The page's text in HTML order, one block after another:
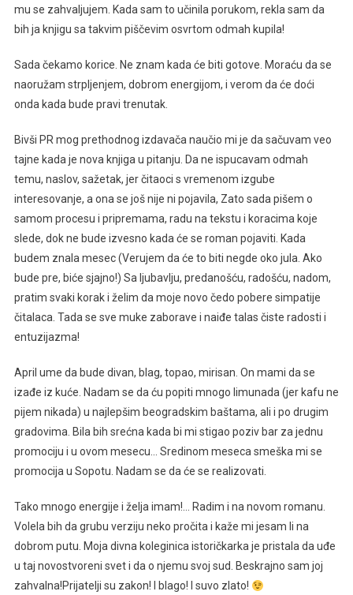
mu se zahvaljujem. Kada sam to učinila porukom, rekla sam da
bih ja knjigu sa takvim piščevim osvrtom odmah kupila!
Sada čekamo korice. Ne znam kada će biti gotove. Moraću da se
naoružam strpljenjem, dobrom energijom, i verom da će doći
onda kada bude pravi trenutak.
Bivši PR mog prethodnog izdavača naučio mi je da sačuvam veo
tajne kada je nova knjiga u pitanju. Da ne ispucavam odmah
temu, naslov, sažetak, jer čitaoci s vremenom izgube
interesovanje, a ona se još nije ni pojavila, Zato sada pišem o
samom procesu i pripremama, radu na tekstu i koracima koje
slede, dok ne bude izvesno kada će se roman pojaviti. Kada
budem znala mesec (Verujem da će to biti negde oko jula. Ako
bude pre, biće sjajno!) Sa ljubavlju, predanošću, radošću, nadom,
pratim svaki korak i želim da moje novo čedo pobere simpatije
čitalaca. Tada se sve muke zaborave i naiđe talas čiste radosti i
entuzijazma!
April ume da bude divan, blag, topao, mirisan. On mami da se
izađe iz kuće. Nadam se da ću popiti mnogo limunada (jer kafu ne
pijem nikada) u najlepšim beogradskim baštama, ali i po drugim
gradovima. Bila bih srećna kada bi mi stigao poziv bar za jednu
promociju i u ovom mesecu… Sredinom meseca smeška mi se
promocija u Sopotu. Nadam se da će se realizovati.
Tako mnogo energije i želja imam!… Radim i na novom romanu.
Volela bih da grubu verziju neko pročita i kaže mi jesam li na
dobrom putu. Moja divna koleginica istoričkarka je pristala da uđe
u taj novostvoreni svet i da o njemu svoj sud. Beskrajno sam joj
zahvalna!Prijatelji su zakon! I blago! I suvo zlato!